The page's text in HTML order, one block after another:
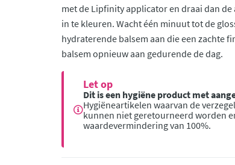
met de Lipfinity applicator en draai dan
in te kleuren. Wacht één minuut tot de
hydraterende balsem aan die een zachte
balsem opnieuw aan gedurende de dag.
Let op
Dit is een hygiëne product met
Hygiëneartikelen waarvan de
kunnen niet geretourneerd worden
waardevermindering van 100%.